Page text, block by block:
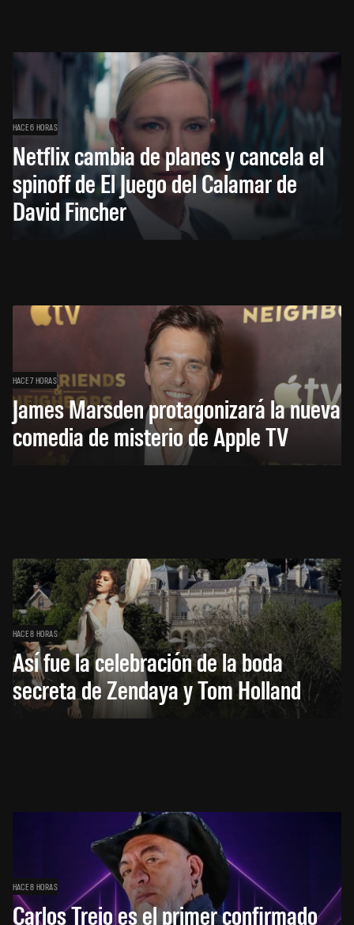
HACE 6 HORAS
Netflix cambia de planes y cancela el
spinoff de El Juego del Calamar de
David Fincher
HACE 7 HORAS
James Marsden protagonizará la nueva
comedia de misterio de Apple TV
HACE 8 HORAS
Así fue la celebración de la boda
secreta de Zendaya y Tom Holland
HACE 8 HORAS
Carlos Trejo es el primer confirmado